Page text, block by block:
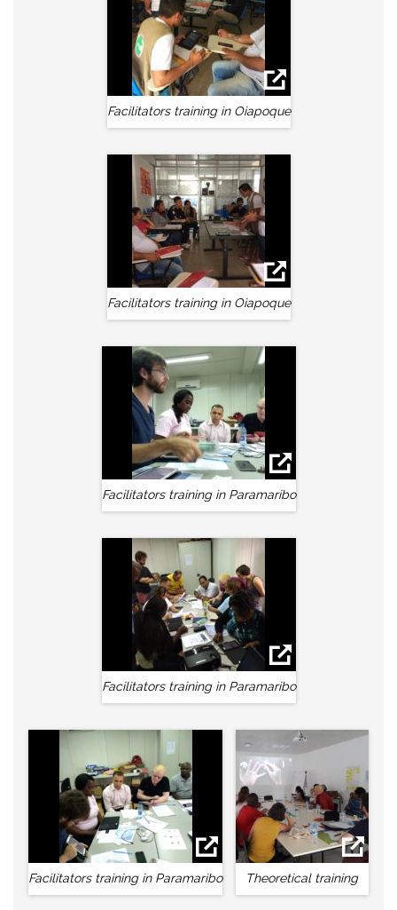
Facilitators training in Oiapoque
Facilitators training in Oiapoque
Facilitators training in Paramaribo
Facilitators training in Paramaribo
Facilitators training in Paramaribo Theoretical training